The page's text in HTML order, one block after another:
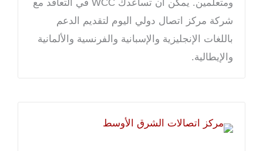
ومتعلمين. يمكن أن تساعدك WCC في التعاقد مع
شركة مركز اتصال دولي اليوم لتقديم الدعم
باللغات الإنجليزية والإسبانية والفرنسية والألمانية
والإيطالية.